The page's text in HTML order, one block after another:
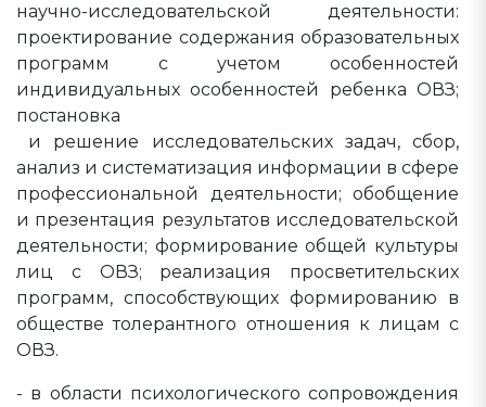
научно-исследовательской деятельности:
проектирование содержания образовательных
программ с учетом особенностей
индивидуальных особенностей ребенка ОВЗ;
постановка
и решение исследовательских задач, сбор,
анализ и систематизация информации в сфере
профессиональной деятельности; обобщение
и презентация результатов исследовательской
деятельности; формирование общей культуры
лиц с ОВЗ; реализация просветительских
программ, способствующих формированию в
обществе толерантного отношения к лицам с
ОВЗ.
- в области психологического сопровождения